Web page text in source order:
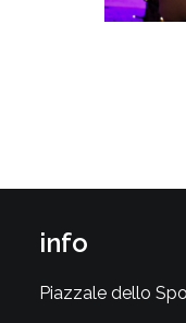
info
Piazzale dello